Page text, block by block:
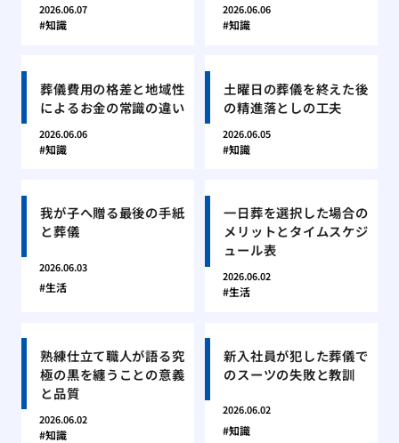
2026.06.07
知識
2026.06.06
知識
葬儀費用の格差と地域性
によるお金の常識の違い
2026.06.06
知識
土曜日の葬儀を終えた後
の精進落としの工夫
2026.06.05
知識
我が子へ贈る最後の手紙
と葬儀
2026.06.03
生活
一日葬を選択した場合の
メリットとタイムスケジ
ュール表
2026.06.02
生活
熟練仕立て職人が語る究
極の黒を纏うことの意義
と品質
2026.06.02
知識
新入社員が犯した葬儀で
のスーツの失敗と教訓
2026.06.02
知識